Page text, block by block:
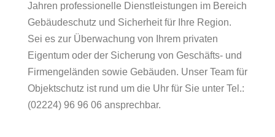
Jahren professionelle Dienstleistungen im Bereich
Gebäudeschutz und Sicherheit für Ihre Region.
Sei es zur Überwachung von Ihrem privaten
Eigentum oder der Sicherung von Geschäfts- und
Firmengeländen sowie Gebäuden. Unser Team für
Objektschutz ist rund um die Uhr für Sie unter Tel.:
(02224) 96 96 06 ansprechbar.